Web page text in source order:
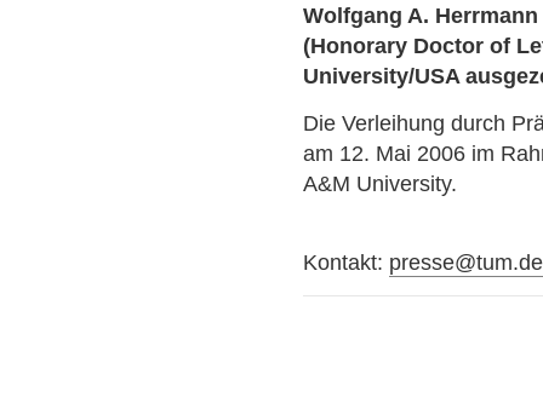
Wolfgang A.
(Honorary Doctor of
University/USA
Die Verleihung durch
am 12. Mai 2006 im
A&M University.
Kontakt: presse@tum.de